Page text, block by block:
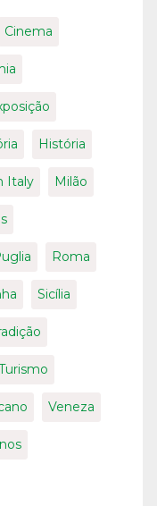
Cinema
História
Italy Milão
Roma
Sicília
Veneza